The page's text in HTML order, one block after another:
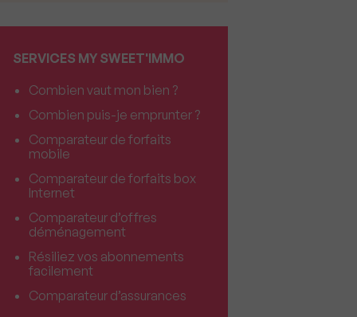
SERVICES MY SWEET'IMMO
Combien vaut mon bien ?
Combien puis-je emprunter ?
Comparateur de forfaits
mobile
Comparateur de forfaits box
Internet
Comparateur d’offres
déménagement
Résiliez vos abonnements
facilement
Comparateur d’assurances